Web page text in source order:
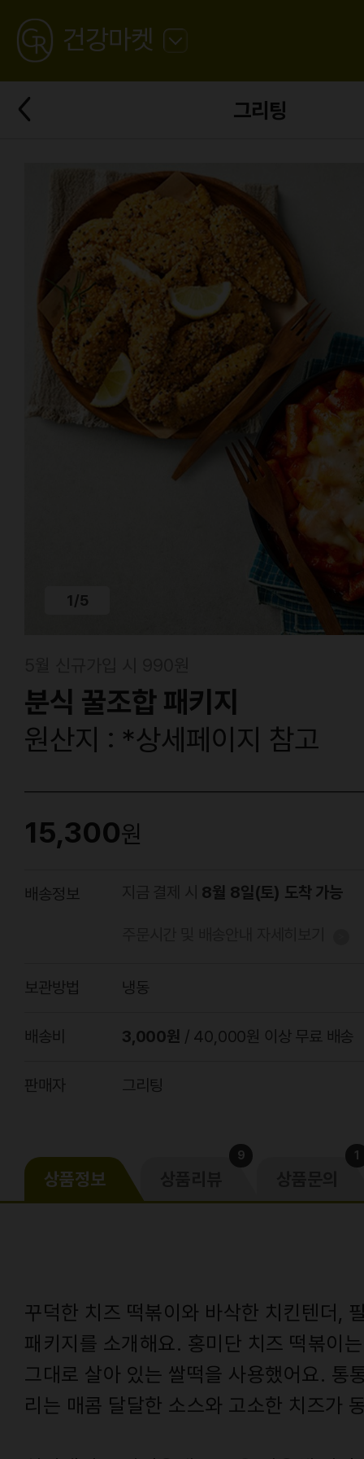
GREATING
건강마켓
로
그리팅
뒤
로
가
1/5
분식 꿀조합 패키지
원산지 : *상세페이지 참고
15,300원
배송정보 8월 8일(토) 도착 가능
보관방법 냉동
배송비 3,000원 / 40,000원 이상 무료 배송
판매자 그리팅
상품정보
9 1
꾸덕한 치즈 떡볶이와 바삭한 치킨텐더,
패키지를 소개해요. 홍미단 치즈 떡볶이
그대로 살아 있는 쌀떡을 사용했어요. 통
리는 매콤 달달한 소스와 고소한 치즈가